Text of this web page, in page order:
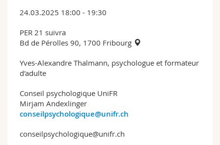
24.03.2025 18:00 - 19:30
PER 21 suivra
Bd de Pérolles 90, 1700 Fribourg
Yves-Alexandre Thalmann, psychologue et formateur
d'adulte
Conseil psychologique UniFR
Mirjam Andexlinger
conseilpsychologique@unifr.ch
conseilpsychologique@unifr.ch